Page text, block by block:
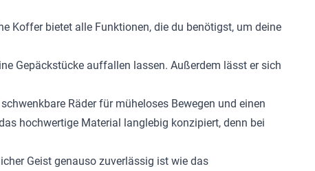
Koffer bietet alle Funktionen, die du benötigst, um deine
Gepäckstücke auffallen lassen. Außerdem lässt er sich
Räder für müheloses Bewegen und einen
hochwertige Material langlebig konzipiert, denn bei
Geist genauso zuverlässig ist wie das